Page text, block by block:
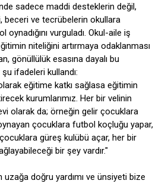
sadece maddi desteklerin değil,
beceri ve tecrübelerin okullara
oynadığını vurguladı. Okul-aile iş
niteliğini artırmaya odaklanması
gönüllülük esasına dayalı bu
ifadeleri kullandı:
eğitime katkı sağlasa eğitimin
kurumlarımız. Her bir velinin
olarak da; örneğin gelir çocuklara
çocuklara futbol koçluğu yapar,
güreş kulübü açar, her bir
bir şey vardır."
uzağa doğru yardımı ve ünsiyeti bize